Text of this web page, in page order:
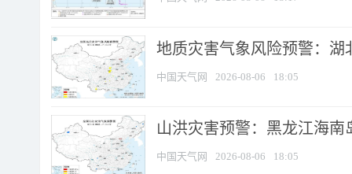
地质灾害气象风险预警：湖
中国天气网 2026-08-06 18:05
山洪灾害预警：黑龙江海
中国天气网 2026-08-06 18:05